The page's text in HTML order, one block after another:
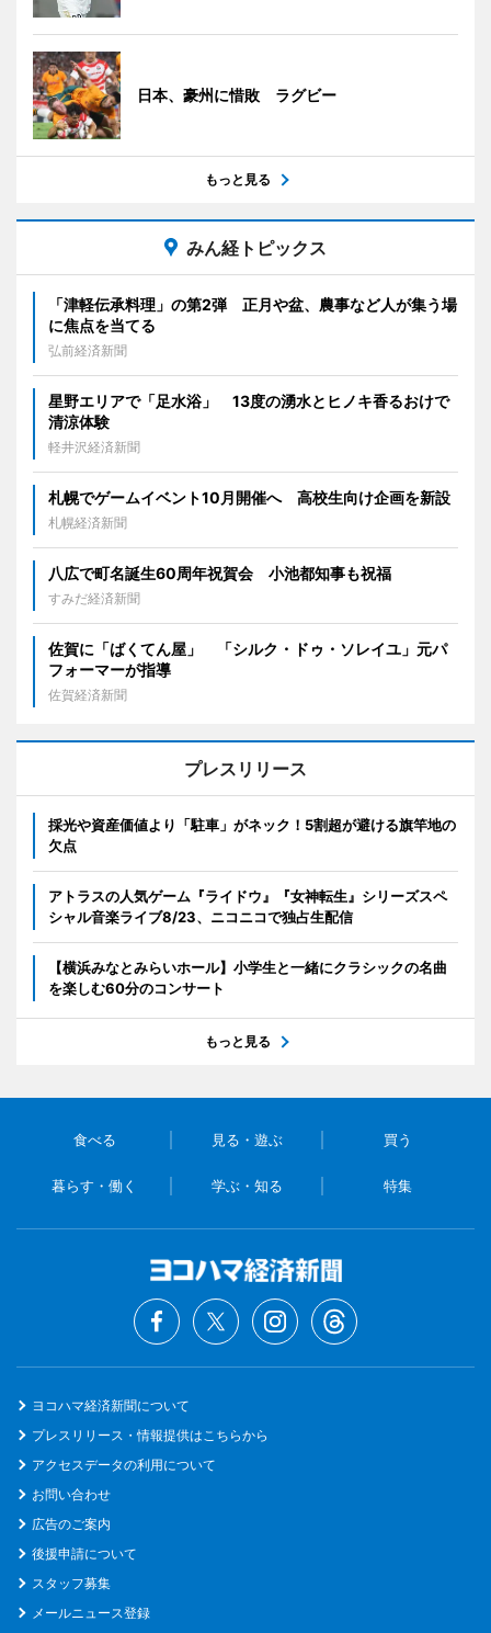
日本、豪州に惜敗 ラグビー
もっと見る
みん経トピックス
「津軽伝承料理」の第2弾 正月や盆、農事など人が集う場
に焦点を当てる
弘前経済新聞
星野エリアで「足水浴」 13度の湧水とヒノキ香るおけで
清涼体験
軽井沢経済新聞
札幌でゲームイベント10月開催へ 高校生向け企画を新設
札幌経済新聞
八広で町名誕生60周年祝賀会 小池都知事も祝福
すみだ経済新聞
佐賀に「ばくてん屋」 「シルク・ドゥ・ソレイユ」元パ
フォーマーが指導
佐賀経済新聞
プレスリリース
採光や資産価値より「駐車」がネック！5割超が避ける旗竿地の
欠点
アトラスの人気ゲーム『ライドウ』『女神転生』シリーズスペ
シャル音楽ライブ8/23、ニコニコで独占生配信
【横浜みなとみらいホール】小学生と一緒にクラシックの名曲
を楽しむ60分のコンサート
もっと見る
食べる 見る・遊ぶ 買う
暮らす・働く 学ぶ・知る 特集
ヨコハマ経済新聞について
プレスリリース・情報提供はこちらから
アクセスデータの利用について
お問い合わせ
広告のご案内
後援申請について
スタッフ募集
メールニュース登録